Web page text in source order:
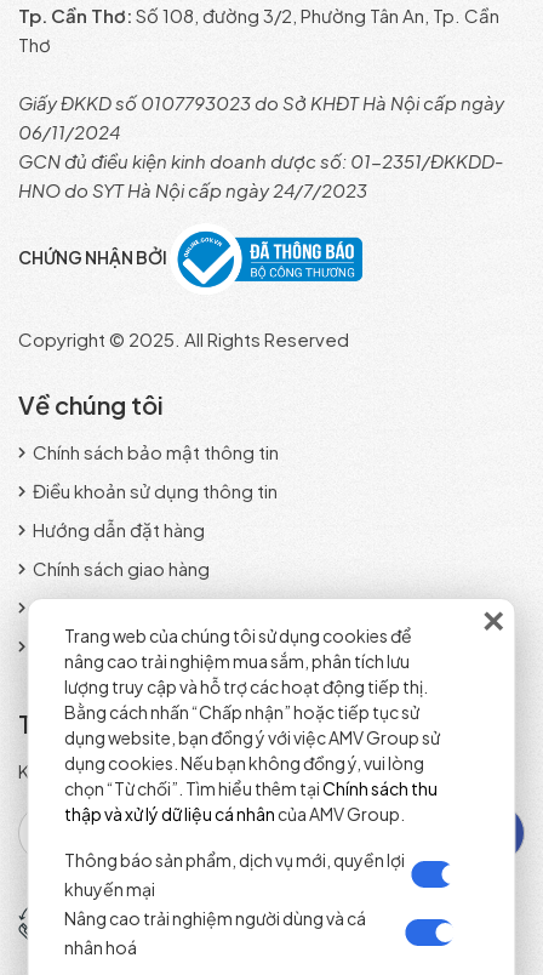
×
Trang web của chúng tôi sử dụng cookies để
nâng cao trải nghiệm mua sắm, phân tích lưu
lượng truy cập và hỗ trợ các hoạt động tiếp thị.
Bằng cách nhấn “Chấp nhận” hoặc tiếp tục sử
dụng website, bạn đồng ý với việc AMV Group sử
dụng cookies. Nếu bạn không đồng ý, vui lòng
chọn “Từ chối”. Tìm hiểu thêm tạiChính sách thu
thập và xử lý dữ liệu cá nhân của AMV Group.
Thông báo sản phẩm, dịch vụ mới, quyền lợi
khuyến mại
Nâng cao trải nghiệm người dùng và cá
nhân hoá
Tp. Cần Thơ: Số 108, đường 3/2, Phường Tân An, Tp. Cần
Thơ
Giấy ĐKKD số 0107793023 do Sở KHĐT Hà Nội cấp ngày
06/11/2024
GCN đủ điều kiện kinh doanh dược số: 01-2351/ĐKKDD-
HNO do SYT Hà Nội cấp ngày 24/7/2023
CHỨNG NHẬN BỞI
Copyright © 2025. All Rights Reserved
Về chúng tôi
Chính sách bảo mật thông tin
Điều khoản sử dụng thông tin
Hướng dẫn đặt hàng
Chính sách giao hàng
Phương thức thanh toán
Chính sách đổi trả sản phẩm
Tra cứu đơn hàng
Kiểm tra trạng thái đơn hàng nhanh chóng và chính xác.
Tổng đài đặt hàng
(+84) 1800 2071